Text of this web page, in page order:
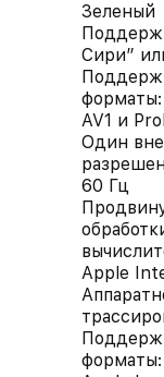
Зеленый
Сири”
форматы:
AV1 и
Один
60 Гц
Apple
форматы: